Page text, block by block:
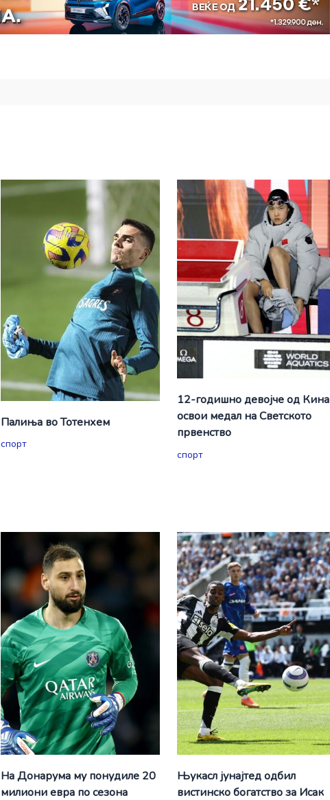
Палиња во Тотенхем
спорт
12-годишно девојче од Кина
освои медал на Светското
првенство
спорт
На Донарума му понудиле 20
милиони евра по сезона
Њукасл јунајтед одбил
вистинско богатство за Исак